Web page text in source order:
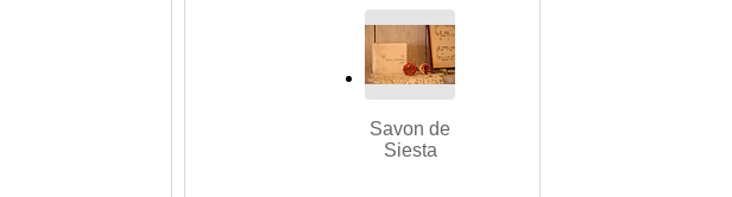
Savon de
Siesta